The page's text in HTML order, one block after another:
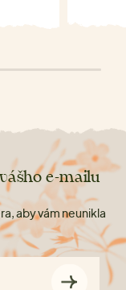
e-mailu
aby vám neunikla